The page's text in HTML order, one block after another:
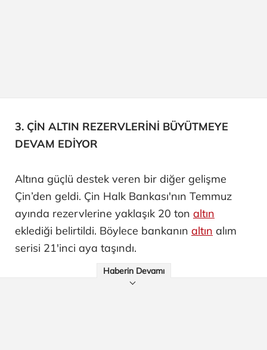
3. ÇİN ALTIN REZERVLERİNİ BÜYÜTMEYE
DEVAM EDİYOR
Altına güçlü destek veren bir diğer gelişme
Çin’den geldi. Çin Halk Bankası'nın Temmuz
ayında rezervlerine yaklaşık 20 ton altın
eklediği belirtildi. Böylece bankanın altın alım
serisi 21'inci aya taşındı.
Haberin Devamı